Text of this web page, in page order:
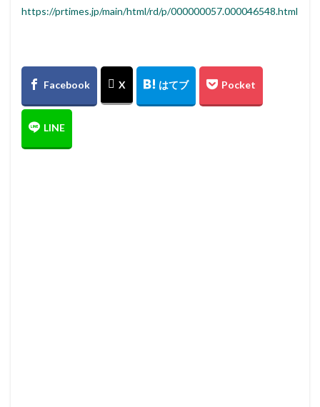
https://prtimes.jp/main/html/rd/p/000000057.000046548.html